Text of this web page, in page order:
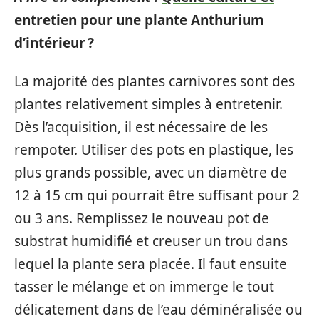
entretien pour une plante Anthurium
d’intérieur ?
La majorité des plantes carnivores sont des
plantes relativement simples à entretenir.
Dès l’acquisition, il est nécessaire de les
rempoter. Utiliser des pots en plastique, les
plus grands possible, avec un diamètre de
12 à 15 cm qui pourrait être suffisant pour 2
ou 3 ans. Remplissez le nouveau pot de
substrat humidifié et creuser un trou dans
lequel la plante sera placée. Il faut ensuite
tasser le mélange et on immerge le tout
délicatement dans de l’eau déminéralisée ou